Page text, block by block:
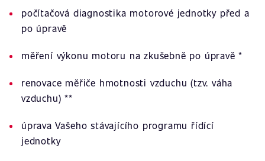
počítačová diagnostika motorové jednotky před a
po úpravě
měření výkonu motoru na zkušebně po úpravě *
renovace měřiče hmotnosti vzduchu (tzv. váha
vzduchu) **
úprava Vašeho stávajícího programu řídící
jednotky